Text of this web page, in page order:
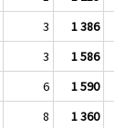
3
1 386
3
1 586
6
1 590
8
1 360